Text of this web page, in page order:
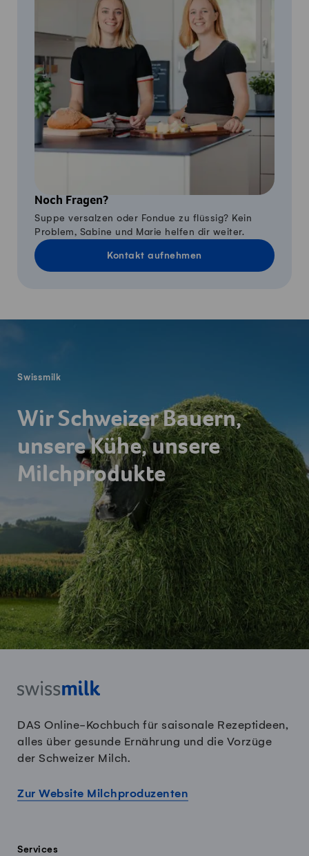
Noch Fragen?
Suppe versalzen oder Fondue zu flüssig? Kein
Problem, Sabine und Marie helfen dir weiter.
Kontakt aufnehmen
Swissmilk
Wir Schweizer Bauern,
unsere Kühe, unsere
Milchprodukte
DAS Online-Kochbuch für saisonale Rezeptideen,
alles über gesunde Ernährung und die Vorzüge
der Schweizer Milch.
Zur Website Milchproduzenten
Services